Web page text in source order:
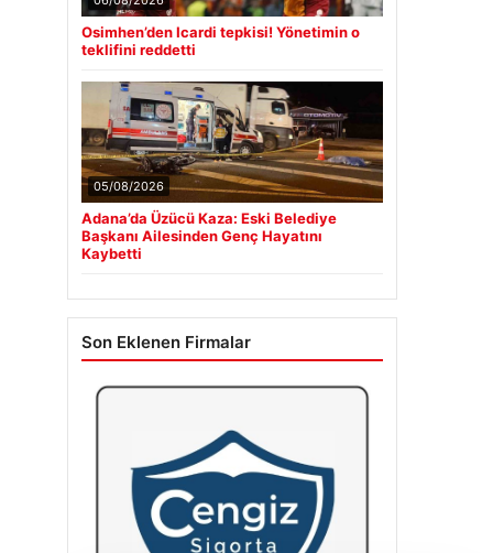
Osimhen’den Icardi tepkisi! Yönetimin o
teklifini reddetti
05/08/2026
Adana’da Üzücü Kaza: Eski Belediye
Başkanı Ailesinden Genç Hayatını
Kaybetti
Son Eklenen Firmalar